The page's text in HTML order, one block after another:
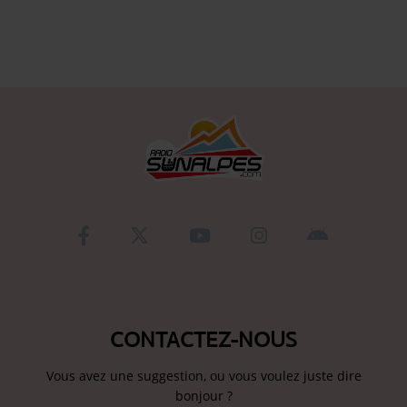
CONTACTEZ-NOUS
Vous avez une suggestion, ou vous voulez juste dire
bonjour ?